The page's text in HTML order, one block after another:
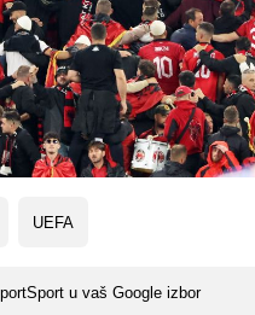
UEFA
u vaš Google izbor